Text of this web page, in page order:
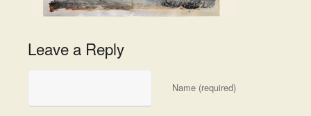
Leave a Reply
Name (required)